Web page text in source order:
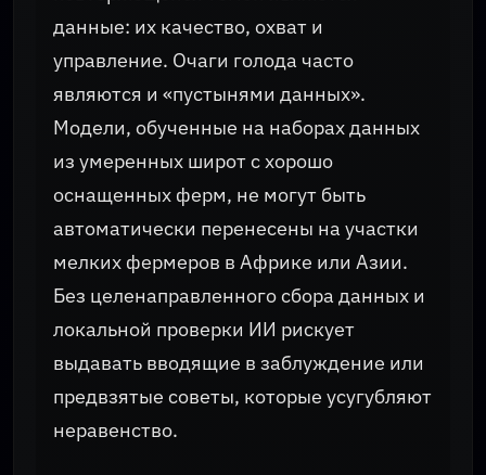
данные: их качество, охват и
управление. Очаги голода часто
являются и «пустынями данных».
Модели, обученные на наборах данных
из умеренных широт с хорошо
оснащенных ферм, не могут быть
автоматически перенесены на участки
мелких фермеров в Африке или Азии.
Без целенаправленного сбора данных и
локальной проверки ИИ рискует
выдавать вводящие в заблуждение или
предвзятые советы, которые усугубляют
неравенство.